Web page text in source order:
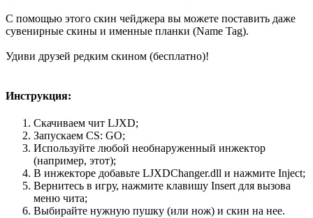
С помощью этого скин чейджера вы можете поставить даже
сувенирные скины и именные планки (Name Tag).
Удиви друзей редким скином (бесплатно)!
Инструкция:
Скачиваем чит LJXD;
Запускаем CS: GO;
Используйте любой необнаруженный инжектор
(например, этот);
В инжекторе добавьте LJXDChanger.dll и нажмите Inject;
Вернитесь в игру, нажмите клавишу Insert для вызова
меню чита;
Выбирайте нужную пушку (или нож) и скин на нее.